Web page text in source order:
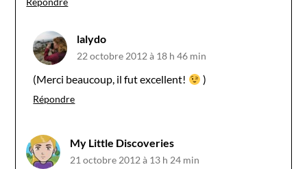
lalydo
22 octobre 2012 à 18 h 46 min
(Merci beaucoup, il fut excellent! )
Répondre
My Little Discoveries
21 octobre 2012 à 13 h 24 min